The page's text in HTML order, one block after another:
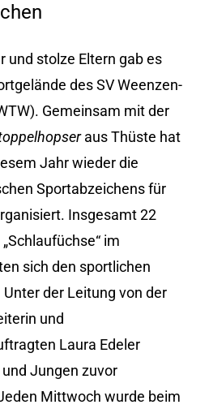
und stolze Eltern gab es
des SV Weenzen-
Gemeinsam mit der
aus Thüste hat
Jahr wieder die
Sportabzeichens für
Insgesamt 22
im
sich den sportlichen
der Leitung von der
und
Laura Edeler
Jungen zuvor
Mittwoch wurde beim